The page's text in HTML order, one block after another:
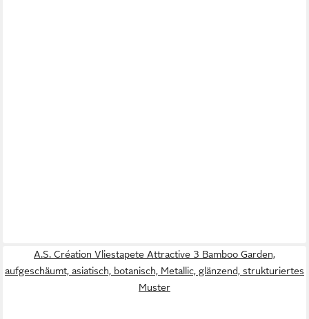
A.S. Création Vliestapete Attractive 3 Bamboo Garden,
aufgeschäumt, asiatisch, botanisch, Metallic, glänzend, strukturiertes
Muster